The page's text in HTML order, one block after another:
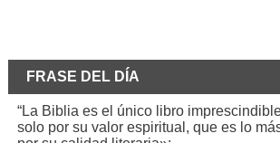
FRASE DEL DÍA
“La Biblia es el único libro
solo por su valor espiritual, que es lo